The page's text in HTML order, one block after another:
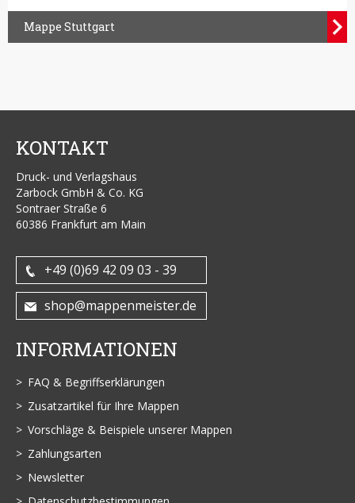
Mappe Stuttgart
KONTAKT
Druck- und Verlagshaus
Zarbock GmbH & Co. KG
Sontraer Straße 6
60386 Frankfurt am Main
+49 (0)69 42 09 03 - 39
shop@mappenmeister.de
INFORMATIONEN
FAQ & Begriffserklärungen
Zusatzartikel für Ihre Mappen
Vorschläge & Beispiele unserer Mappen
Zahlungsarten
Newsletter